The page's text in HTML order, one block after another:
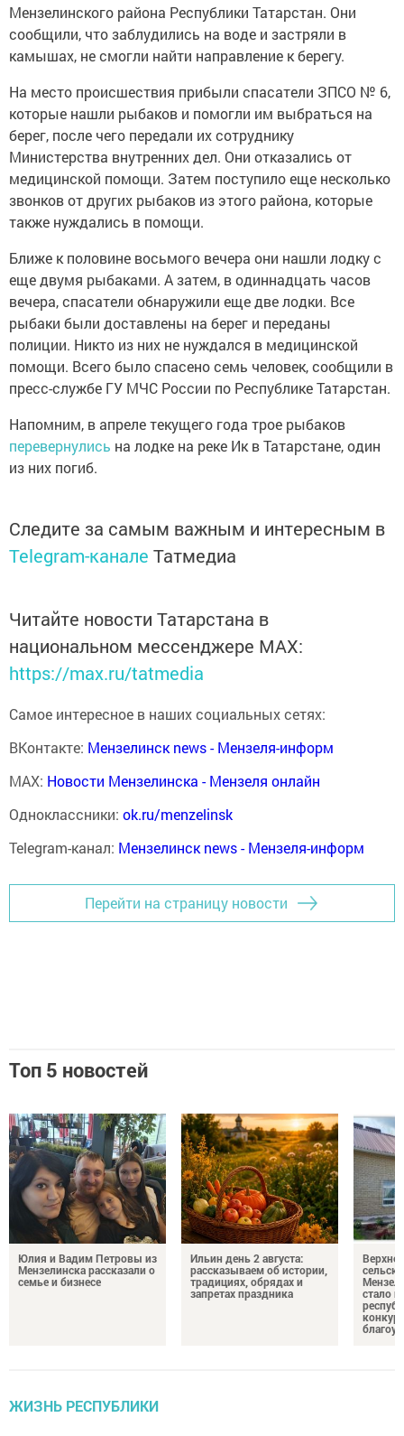
Мензелинского района Республики Татарстан. Они
сообщили, что заблудились на воде и застряли в
камышах, не смогли найти направление к берегу.
На место происшествия прибыли спасатели ЗПСО № 6,
которые нашли рыбаков и помогли им выбраться на
берег, после чего передали их сотруднику
Министерства внутренних дел. Они отказались от
медицинской помощи. Затем поступило еще несколько
звонков от других рыбаков из этого района, которые
также нуждались в помощи.
Ближе к половине восьмого вечера они нашли лодку с
еще двумя рыбаками. А затем, в одиннадцать часов
вечера, спасатели обнаружили еще две лодки. Все
рыбаки были доставлены на берег и переданы
полиции. Никто из них не нуждался в медицинской
помощи. Всего было спасено семь человек, сообщили в
пресс-службе ГУ МЧС России по Республике Татарстан.
Напомним, в апреле текущего года трое рыбаков
перевернулись на лодке на реке Ик в Татарстане, один
из них погиб.
Следите за самым важным и интересным в
Telegram-канале Татмедиа
Читайте новости Татарстана в
национальном мессенджере MАХ:
https://max.ru/tatmedia
Самое интересное в наших социальных сетях:
ВКонтакте: Мензелинск news - Мензеля-информ
MAX: Новости Мензелинска - Мензеля онлайн
Одноклассники: ok.ru/menzelinsk
Telegram-канал: Мензелинск news - Мензеля-информ
Перейти на страницу новости
Топ 5 новостей
Юлия и Вадим Петровы из
Мензелинска рассказали о
семье и бизнесе
Ильин день 2 августа:
рассказываем об истории,
традициях, обрядах и
запретах праздника
стало
ЖИЗНЬ РЕСПУБЛИКИ